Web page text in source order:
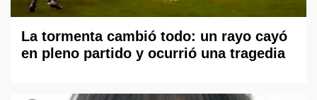
La tormenta cambió todo: un rayo cayó
en pleno partido y ocurrió una tragedia